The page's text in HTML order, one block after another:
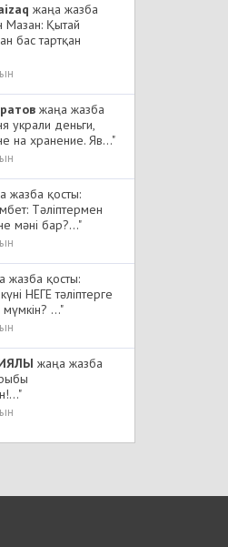
жаңа жазба
Мазан: Қытай
бас тартқан
жаңа жазба
украли деньги,
на хранение. Яв..."
жазба қосты:
Тәліптермен
мәні бар?..."
жазба қосты:
НЕГЕ тәліптерге
..."
жаңа жазба